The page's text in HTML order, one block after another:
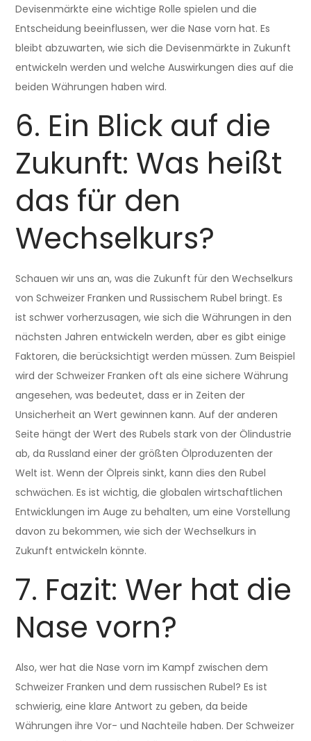
Devisenmärkte eine wichtige Rolle spielen und die
Entscheidung beeinflussen, wer die Nase vorn hat. Es
bleibt abzuwarten, wie sich die Devisenmärkte in Zukunft
entwickeln werden und welche Auswirkungen dies auf die
beiden Währungen haben wird.
6. Ein Blick auf die
Zukunft: Was heißt
das für den
Wechselkurs?
Schauen wir uns an, was die Zukunft für den Wechselkurs
von Schweizer Franken und Russischem Rubel bringt. Es
ist schwer vorherzusagen, wie sich die Währungen in den
nächsten Jahren entwickeln werden, aber es gibt einige
Faktoren, die berücksichtigt werden müssen. Zum Beispiel
wird der Schweizer Franken oft als eine sichere Währung
angesehen, was bedeutet, dass er in Zeiten der
Unsicherheit an Wert gewinnen kann. Auf der anderen
Seite hängt der Wert des Rubels stark von der Ölindustrie
ab, da Russland einer der größten Ölproduzenten der
Welt ist. Wenn der Ölpreis sinkt, kann dies den Rubel
schwächen. Es ist wichtig, die globalen wirtschaftlichen
Entwicklungen im Auge zu behalten, um eine Vorstellung
davon zu bekommen, wie sich der Wechselkurs in
Zukunft entwickeln könnte.
7. Fazit: Wer hat die
Nase vorn?
Also, wer hat die Nase vorn im Kampf zwischen dem
Schweizer Franken und dem russischen Rubel? Es ist
schwierig, eine klare Antwort zu geben, da beide
Währungen ihre Vor- und Nachteile haben. Der Schweizer